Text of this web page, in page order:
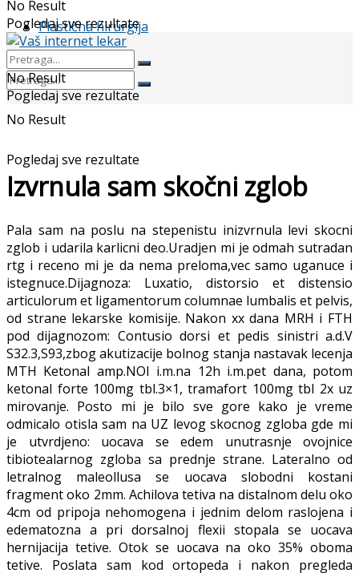
Plastična hirurgija
No Result
Pogledaj sve rezultate
No Result
Pogledaj sve rezultate
No Result
Pogledaj sve rezultate
Izvrnula sam skočni zglob
Pala sam na poslu na stepenistu inizvrnula levi skocni
zglob i udarila karlicni deo.Uradjen mi je odmah sutradan
rtg i receno mi je da nema preloma,vec samo uganuce i
istegnuce.Dijagnoza: Luxatio, distorsio et distensio
articulorum et ligamentorum columnae lumbalis et pelvis,
od strane lekarske komisije. Nakon xx dana MRH i FTH
pod dijagnozom: Contusio dorsi et pedis sinistri a.d.V
S32.3,S93,zbog akutizacije bolnog stanja nastavak lecenja
MTH Ketonal amp.NOI i.m.na 12h i.m.pet dana, potom
ketonal forte 100mg tbl.3×1, tramafort 100mg tbl 2x uz
mirovanje. Posto mi je bilo sve gore kako je vreme
odmicalo otisla sam na UZ levog skocnog zgloba gde mi
je utvrdjeno: uocava se edem unutrasnje ovojnice
tibiotealarnog zgloba sa prednje strane. Lateralno od
letralnog maleollusa se uocava slobodni kostani
fragment oko 2mm. Achilova tetiva na distalnom delu oko
4cm od pripoja nehomogena i jednim delom raslojena i
edematozna a pri dorsalnoj flexii stopala se uocava
hernijacija tetive. Otok se uocava na oko 35% oboma
tetive. Poslata sam kod ortopeda i nakon pregleda